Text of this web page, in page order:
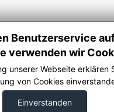
Benutzerservice
verwenden wir
unserer Webseite erklären
von Cookies
Einverstanden